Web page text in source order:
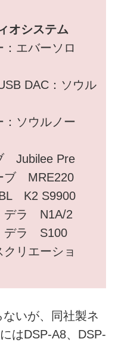
オシステム
：エバーソロ
DAC：ソウル
ソウルノー
Jubilee Pre
ブ MRE220
K2 S9900
デラ N1A/2
デラ S100
リエーショ
いが、同社製ネ
はDSP-A8、DSP-